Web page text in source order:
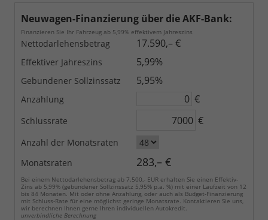
Neuwagen-Finanzierung über die AKF-Bank:
Finanzieren Sie Ihr Fahrzeug ab 5,99% effektivem Jahreszins
Nettodarlehensbetrag 17.590,– €
Effektiver Jahreszins 5,99%
Gebundener Sollzinssatz 5,95%
Anzahlung €
Schlussrate €
Anzahl der Monatsraten
Monatsraten
283,– €
Bei einem Nettodarlehensbetrag ab 7.500,- EUR erhalten Sie einen Effektiv-
Zins ab 5,99% (gebundener Sollzinssatz 5,95% p.a. %) mit einer Laufzeit von 12
bis 84 Monaten. Mit oder ohne Anzahlung, oder auch als Budget-Finanzierung
mit Schluss-Rate für eine möglichst geringe Monatsrate. Kontaktieren Sie uns,
wir berechnen Ihnen gerne Ihren individuellen Autokredit.
unverbindliche Berechnung